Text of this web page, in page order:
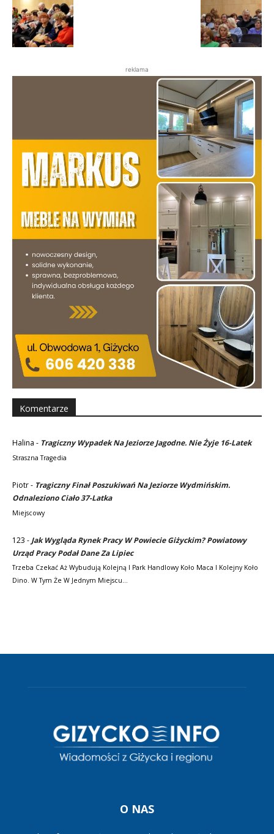
reklama
Komentarze
Halina - Tragiczny Wypadek Na Jeziorze Jagodne. Nie Żyje 16-Latek
Straszna Tragedia
Piotr- Tragiczny Finał Poszukiwań Na Jeziorze Wydmińskim.
Odnaleziono Ciało 37-Latka
Miejscowy
123 - Jak Wygląda Rynek Pracy W Powiecie Giżyckim? Powiatowy
Urząd Pracy Podał Dane Za Lipiec
Trzeba Czekać Aż Wybudują Kolejną I Park Handlowy Koło Maca I Kolejny Koło
Dino. W Tym Że W Jednym Miejscu…
O NAS